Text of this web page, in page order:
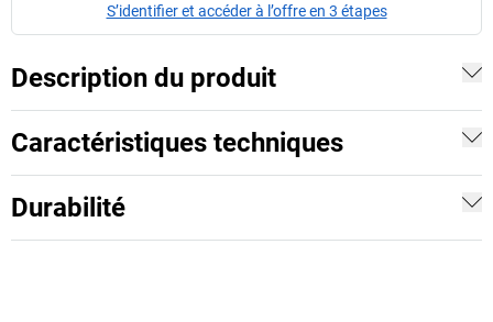
S’identifier et accéder à l’offre en 3 étapes
Description du produit
Caractéristiques techniques
Durabilité